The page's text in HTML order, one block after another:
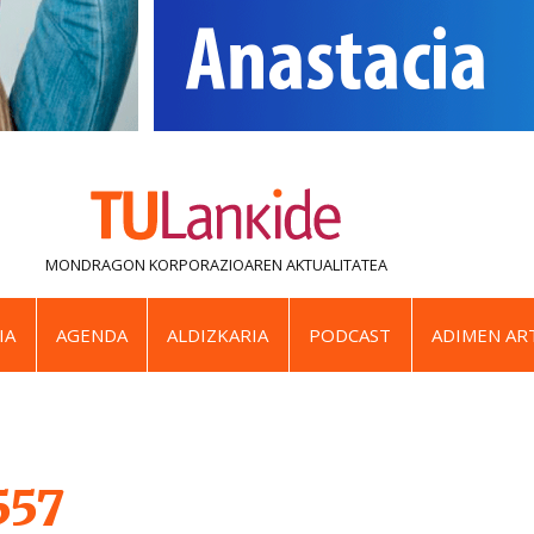
MONDRAGON KORPORAZIOAREN AKTUALITATEA
AGENDA ALDIZKARIA PODCAST ADIMEN